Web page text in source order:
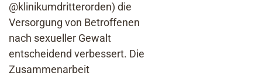
@klinikumdritterorden) die
Versorgung von Betroffenen
nach sexueller Gewalt
entscheidend verbessert. Die
Zusammenarbeit